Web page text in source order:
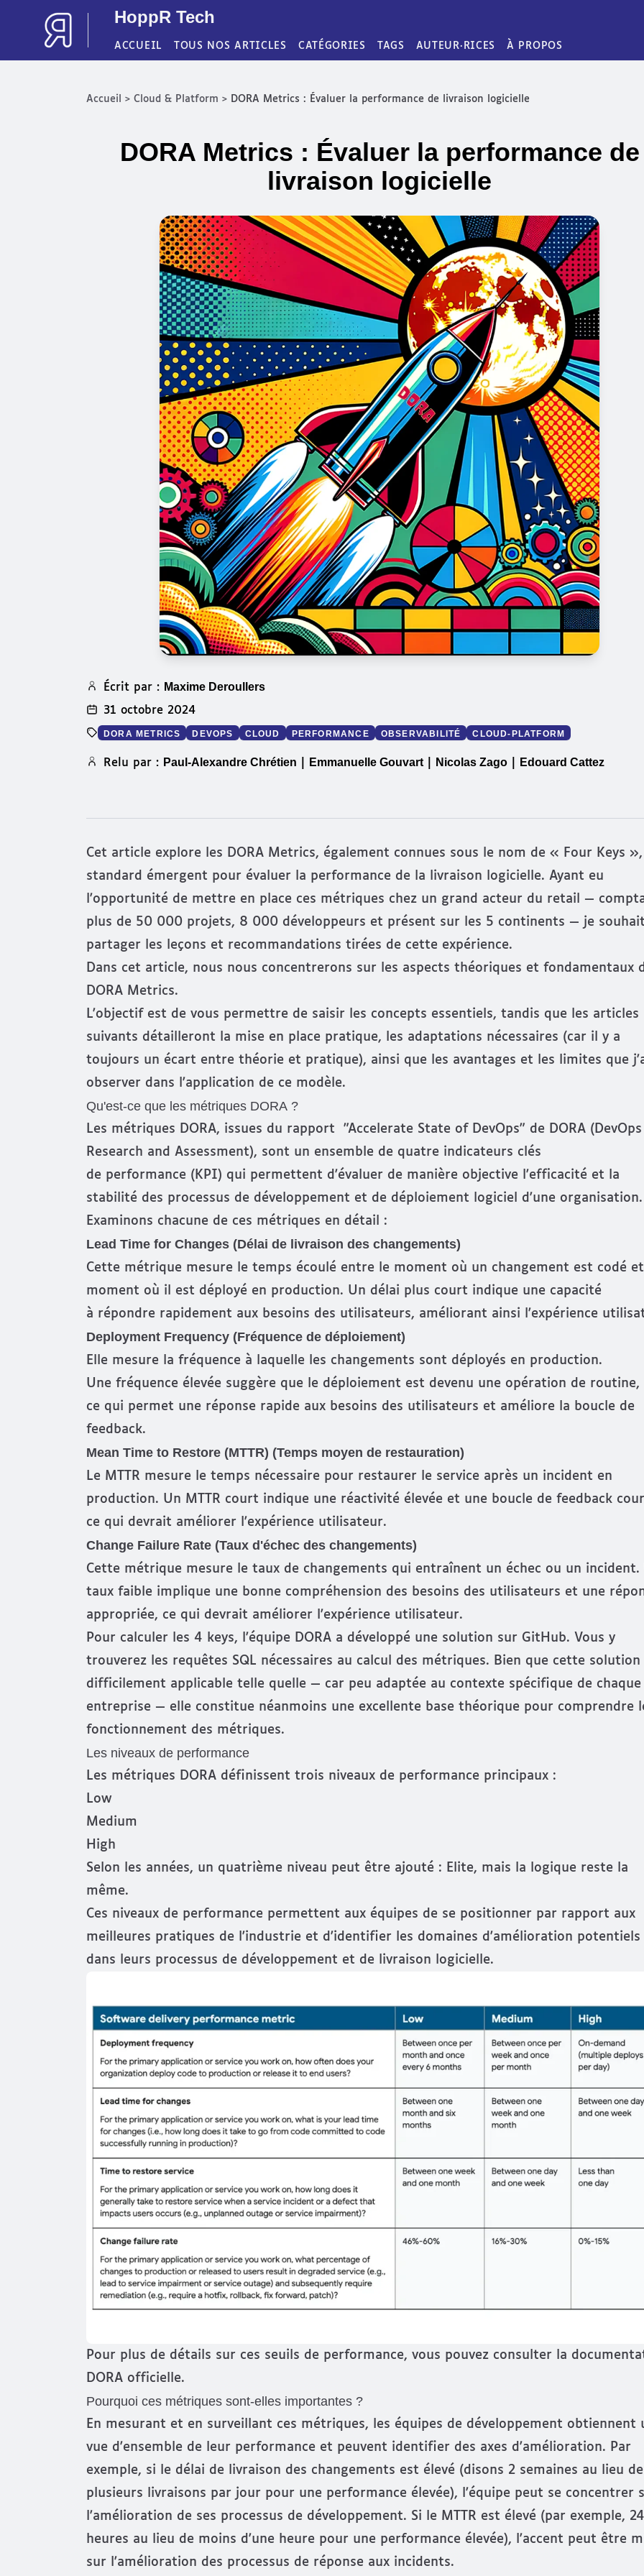
HoppR Tech
ACCUEIL TOUS NOS ARTICLES CATÉGORIES TAGS AUTEUR·RICES À PROPOS
Accueil > Cloud & Platform > DORA Metrics : Évaluer la performance de livraison logicielle
DORA Metrics : Évaluer la performance de
livraison logicielle
Écrit par : Maxime Deroullers
31 octobre 2024
DORA METRICS DEVOPS CLOUD PERFORMANCE OBSERVABILITÉ CLOUD-PLATFORM
Relu par : Paul-Alexandre Chrétien Emmanuelle Gouvart| Nicolas Zago Edouard Cattez
Cet article explore les DORA Metrics, également connues sous le nom de « Four Keys
standard émergent pour évaluer la performance de la livraison logicielle. Ayant eu
l'opportunité de mettre en place ces métriques chez un grand acteur du retail —
plus de 50 000 projets, 8 000 développeurs et présent sur les 5 continents — je
partager les leçons et recommandations tirées de cette expérience.
Dans cet article, nous nous concentrerons sur les aspects théoriques et fondamentaux
DORA Metrics.
L'objectif est de vous permettre de saisir les concepts essentiels, tandis que les articles
suivants détailleront la mise en place pratique, les adaptations nécessaires (car il y a
toujours un écart entre théorie et pratique), ainsi que les avantages et les limites que
observer dans l'application de ce modèle.
Qu'est-ce que les métriques DORA ?
Les métriques DORA, issues du rapport "Accelerate State of DevOps" de DORA (DevOps
Research and Assessment), sont un ensemble de quatre indicateurs clés
de performance (KPI) qui permettent d'évaluer de manière objective l'efficacité et la
stabilité des processus de développement et de déploiement logiciel d'une organisation.
Examinons chacune de ces métriques en détail :
Lead Time for Changes (Délai de livraison des changements)
Cette métrique mesure le temps écoulé entre le moment où un changement est codé
moment où il est déployé en production. Un délai plus court indique une capacité
à répondre rapidement aux besoins des utilisateurs, améliorant ainsi l'expérience
Deployment Frequency (Fréquence de déploiement)
Elle mesure la fréquence à laquelle les changements sont déployés en production.
Une fréquence élevée suggère que le déploiement est devenu une opération de routine,
ce qui permet une réponse rapide aux besoins des utilisateurs et améliore la boucle de
feedback.
Mean Time to Restore (MTTR) (Temps moyen de restauration)
Le MTTR mesure le temps nécessaire pour restaurer le service après un incident en
production. Un MTTR court indique une réactivité élevée et une boucle de feedback
ce qui devrait améliorer l'expérience utilisateur.
Change Failure Rate (Taux d'échec des changements)
Cette métrique mesure le taux de changements qui entraînent un échec ou un incident.
taux faible implique une bonne compréhension des besoins des utilisateurs et une
appropriée, ce qui devrait améliorer l'expérience utilisateur.
Pour calculer les 4 keys, l'équipe DORA a développé une solution sur GitHub. Vous y
trouverez les requêtes SQL nécessaires au calcul des métriques. Bien que cette solution
difficilement applicable telle quelle — car peu adaptée au contexte spécifique de chaque
entreprise — elle constitue néanmoins une excellente base théorique pour comprendre
fonctionnement des métriques.
Les niveaux de performance
Les métriques DORA définissent trois niveaux de performance principaux :
Low
Medium
High
Selon les années, un quatrième niveau peut être ajouté : Elite, mais la logique reste la
même.
Ces niveaux de performance permettent aux équipes de se positionner par rapport aux
meilleures pratiques de l'industrie et d'identifier les domaines d'amélioration potentiels
dans leurs processus de développement et de livraison logicielle.
Pour plus de détails sur ces seuils de performance, vous pouvez consulter la
DORA officielle.
Pourquoi ces métriques sont-elles importantes ?
En mesurant et en surveillant ces métriques, les équipes de développement obtiennent
vue d'ensemble de leur performance et peuvent identifier des axes d'amélioration. Par
exemple, si le délai de livraison des changements est élevé (disons 2 semaines au lieu de
plusieurs livraisons par jour pour une performance élevée), l'équipe peut se concentrer
l'amélioration de ses processus de développement. Si le MTTR est élevé (par exemple, 24
heures au lieu de moins d'une heure pour une performance élevée), l'accent peut être
sur l'amélioration des processus de réponse aux incidents.